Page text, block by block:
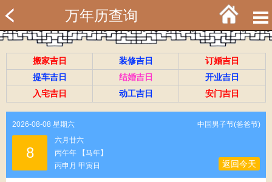
万年历查询
搬家吉日 装修吉日
订婚吉日
提车吉日
结婚吉日
开业吉日
入宅吉日
动工吉日 安门吉日